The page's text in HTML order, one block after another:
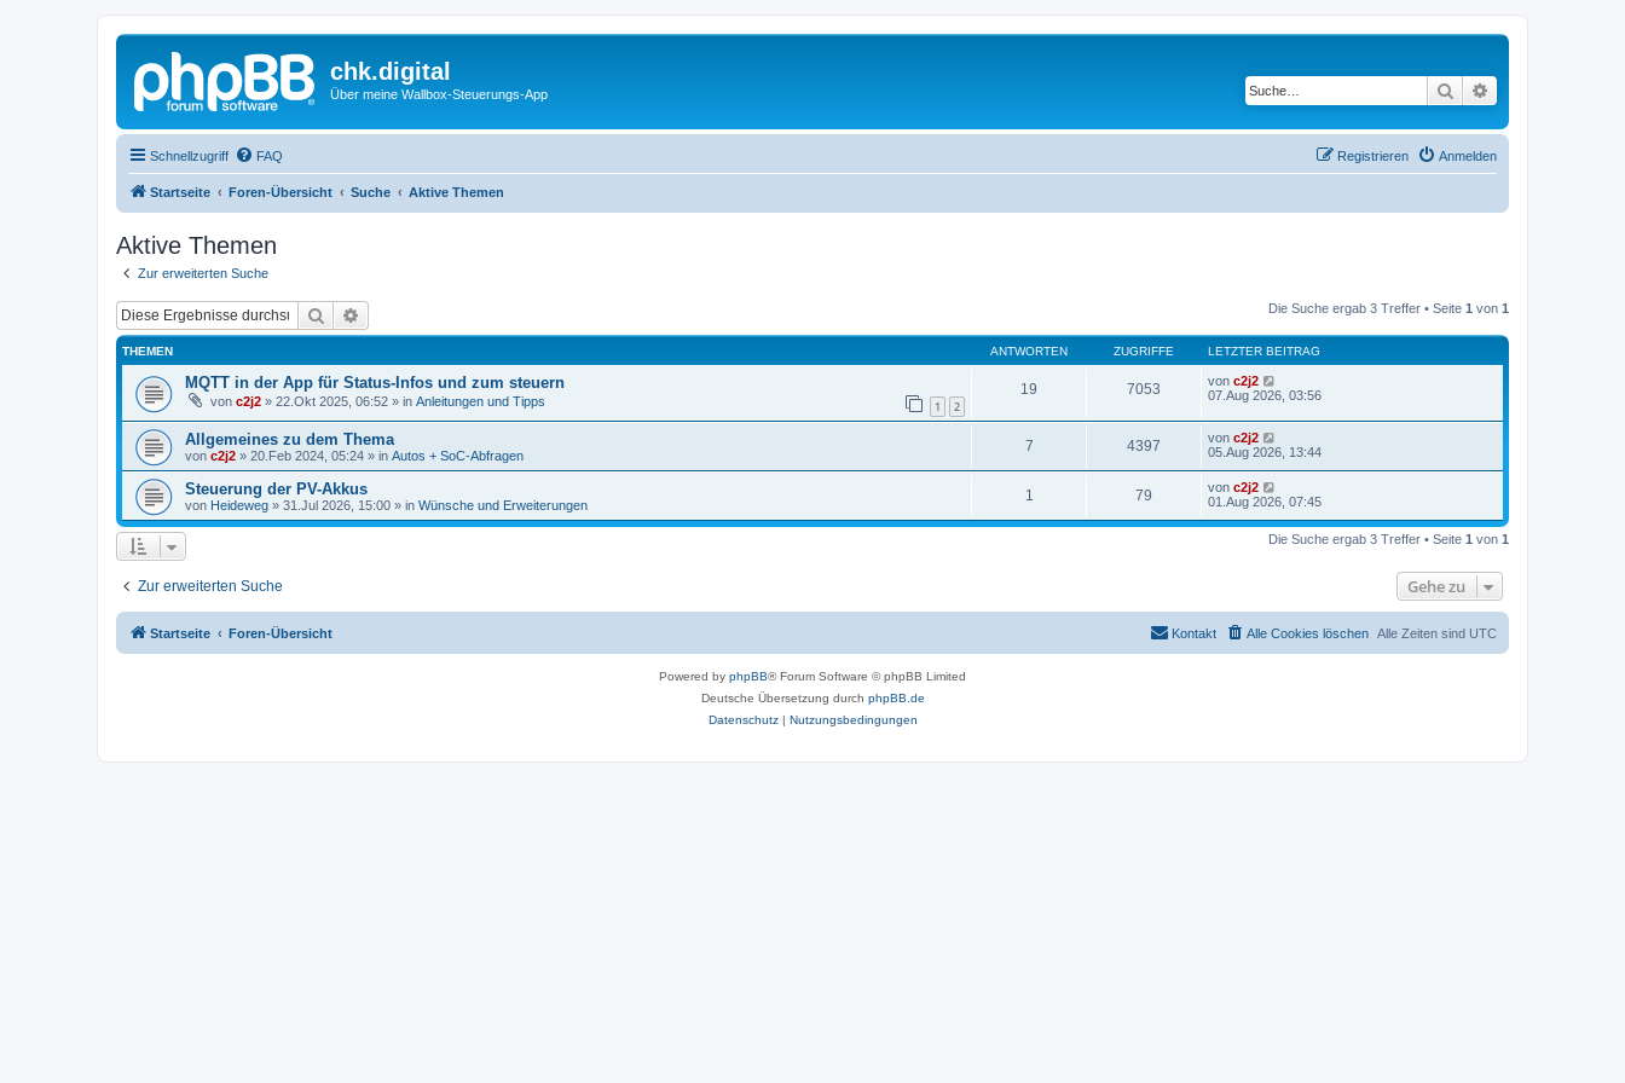
chk.digital
Über meine Wallbox-Steuerungs-App Suche
Schnellzugriff FAQ Anmelden
Registrieren
Startseite Foren-Übersicht Suche Aktive Themen
Aktive Themen
Zur erweiterten Suche
Suche Die Suche ergab 3 Treffer • Seite 1 von 1
THEMEN ANTWORTEN ZUGRIFFE LETZTER BEITRAG
MQTT in der App für Status-Infos und zum steuern
von c2j2 » 22.Okt 2025, 06:52 » in Anleitungen und Tipps 1 2
19 7053 von c2j2
07.Aug 2026, 03:56
Allgemeines zu dem Thema
von c2j2 » 20.Feb 2024, 05:24 » in Autos + SoC-Abfragen
7 4397 von c2j2
05.Aug 2026, 13:44
Steuerung der PV-Akkus
von Heideweg » 31.Jul 2026, 15:00 » in Wünsche und Erweiterungen
1 79 von c2j2
01.Aug 2026, 07:45
Die Suche ergab 3 Treffer • Seite 1 von 1
Zur erweiterten Suche Gehe zu
Startseite Foren-Übersicht Alle Zeiten sind UTC
Alle Cookies löschen
Kontakt
Powered by phpBB® Forum Software © phpBB Limited
Deutsche Übersetzung durch phpBB.de
Datenschutz| Nutzungsbedingungen